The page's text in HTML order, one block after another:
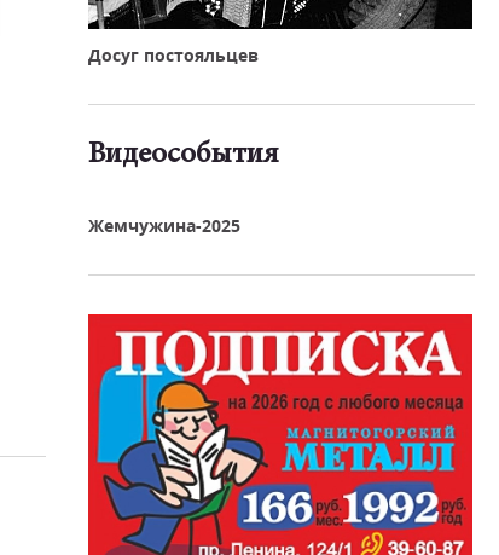
Досуг постояльцев
Видеособытия
Жемчужина-2025